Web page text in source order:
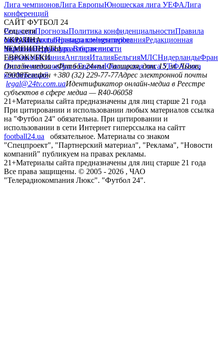
Лига чемпионовЛига ЕвропыЮношеская лига УЕФАЛига
конференций
САЙТ ФУТБОЛ 24
РедакцияПрогнозыПолитика конфиденциальностиПравила
сайтуКонтактыПравила комментированияРедакционная
политикаСтруктура собственности
Соц. сети
facebookxyoutubeinstagramtelegramviber
УКРАИНА
УкраинаПервая лигаВторая лига
ЧЕМПИОНАТЫ
ГерманияИспанияАнглияИталияБельгияМЛСНидерланды
ЕВРОКУБКИ
Лига чемпионовЛига ЕвропыЮношеская лига УЕФАЛига
конференций
Онлайн-медиа «Футбол 24»пл. Галицкая, дом. 15, м. Львов,
79008Телефон +380 (32) 229-77-77Адрес электронной почты
legal@24tv.com.uaИдентификатор онлайн-медиа в Реестре
субъектов в сфере медиа — R40-06058
21+Материалы сайта предназначены для лиц старше 21 года
При цитировании и использовании любых материалов ссылка
на "Футбол 24" обязательна. При цитировании и
использовании в сети Интернет гиперссылка на сайтт
football24.ua
обязательное. Материалы со знаком
"Спецпроект", "Партнерский материал", "Реклама", "Новости
компаний" публикуем на правах рекламы.
21+Материалы сайта предназначены для лиц старше 21 года
Все права защищены. © 2005 - 2026 , ЧАО
"Телерадиокомпания Люкс". "Футбол 24".